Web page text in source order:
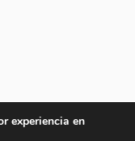
experiencia en